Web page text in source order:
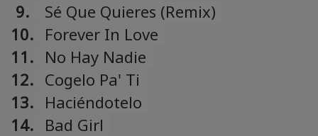
9.
Sé Que Quieres (Remix)
10. Forever In Love
11. No Hay Nadie
12. Cogelo Pa' Ti
13. Haciéndotelo
14. Bad Girl